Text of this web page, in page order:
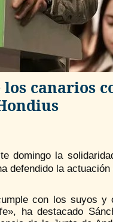
canarios
domingo la
defendido la
con los suyos
ha destacado